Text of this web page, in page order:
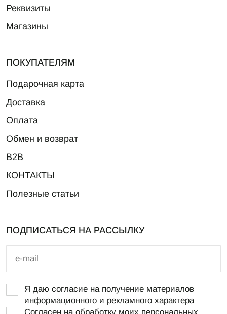
Реквизиты
Магазины
ПОКУПАТЕЛЯМ
Подарочная карта
Доставка
Оплата
Обмен и возврат
B2B
КОНТАКТЫ
Полезные статьи
ПОДПИСАТЬСЯ НА РАССЫЛКУ
Я даю согласие на получение материалов
информационного и рекламного характера